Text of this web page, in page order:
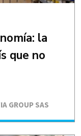
la
que no
GROUP SAS